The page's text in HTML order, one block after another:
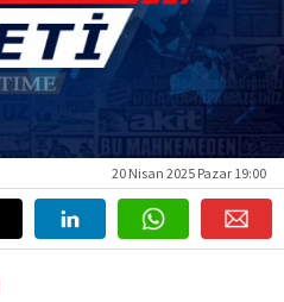
20 Nisan 2025 Pazar 19:00